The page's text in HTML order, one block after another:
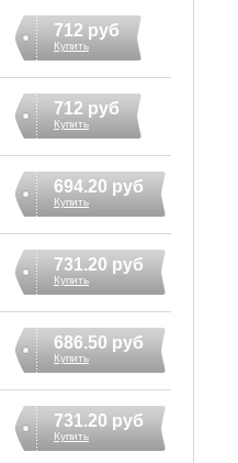
712 руб
Купить
712 руб
Купить
694.20 руб
Купить
731.20 руб
Купить
686.50 руб
Купить
731.20 руб
Купить